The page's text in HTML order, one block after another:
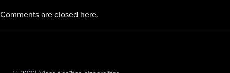
Comments are closed here.